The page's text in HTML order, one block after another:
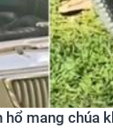
hổ mang chúa